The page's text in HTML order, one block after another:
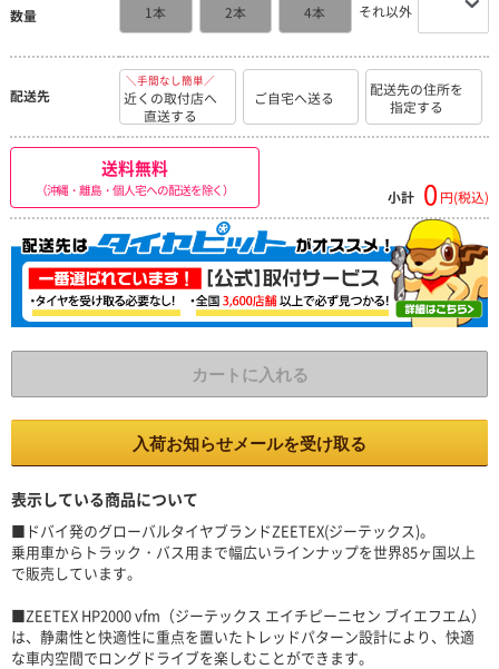
数量 1本 2本 4本 それ以外
配送先
＼手間なし簡単／
近くの取付店へ
直送する
ご自宅へ送る
配送先の住所を
指定する
送料無料
（沖縄・離島・個人宅への配送を除く） 小計 0 円(税込)
カートに入れる
入荷お知らせメールを受け取る
表示している商品について
■ドバイ発のグローバルタイヤブランドZEETEX(ジーテックス)。
乗用車からトラック・バス用まで幅広いラインナップを世界85ヶ国以上
で販売しています。
■ZEETEX HP2000 vfm（ジーテックス エイチピーニセン ブイエフエム）
は、静粛性と快適性に重点を置いたトレッドパターン設計により、快適
な車内空間でロングドライブを楽しむことができます。